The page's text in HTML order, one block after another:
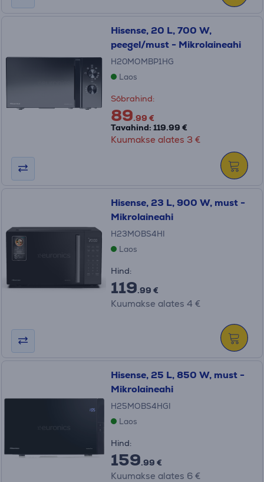
Hisense, 20 L, 700 W,
peegel/must - Mikrolaineahi
H20MOMBP1HG
Laos
Sõbrahind:
89.99 €
Tavahind: 119.99 €
Kuumakse alates 3 €
Hisense, 23 L, 900 W, must -
Mikrolaineahi
H23MOBS4HI
Laos
Hind:
119.99 €
Kuumakse alates 4 €
Hisense, 25 L, 850 W, must -
Mikrolaineahi
H25MOBS4HGI
Laos
Hind:
159.99 €
Kuumakse alates 6 €